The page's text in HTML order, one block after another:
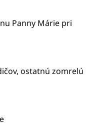
Panny Márie pri
ostatnú zomrelú